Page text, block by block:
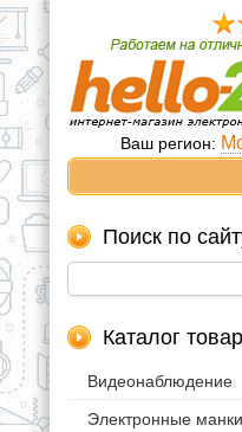
Ваш регион:
Поиск по
Каталог
Видеонаблюдение
Электронные манки